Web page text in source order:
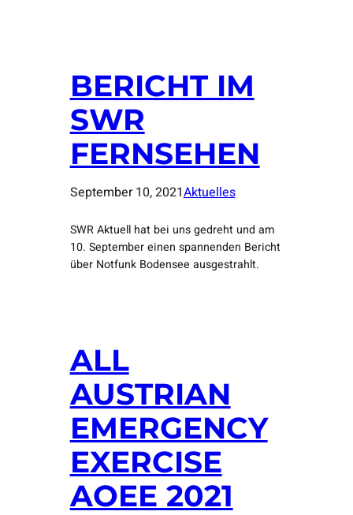
BERICHT IM
SWR
FERNSEHEN
September 10, 2021Aktuelles
SWR Aktuell hat bei uns gedreht und am
10. September einen spannenden Bericht
über Notfunk Bodensee ausgestrahlt.
ALL
AUSTRIAN
EMERGENCY
EXERCISE
AOEE 2021